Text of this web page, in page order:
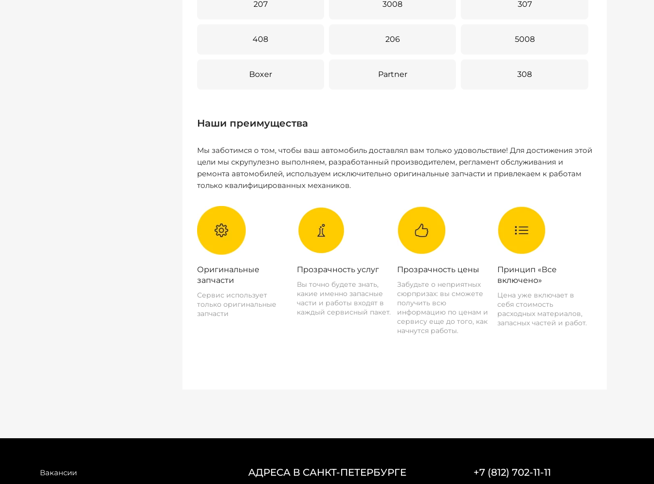
207 3008 307
408 206 5008
Boxer Partner 308
Наши преимущества
Мы заботимся о том, чтобы ваш автомобиль доставлял вам только удовольствие! Для достижения этой
цели мы скрупулезно выполняем, разработанный производителем, регламент обслуживания и
ремонта автомобилей, используем исключительно оригинальные запчасти и привлекаем к работам
только квалифицированных механиков.
Оригинальные
запчасти
Сервис использует
только оригинальные
запчасти
Прозрачность услуг
Вы точно будете знать,
какие именно запасные
части и работы входят в
каждый сервисный пакет.
Прозрачность цены
Забудьте о неприятных
сюрпризах: вы сможете
получить всю
информацию по ценам и
сервису еще до того, как
начнутся работы.
Принцип «Все
включено»
Цена уже включает в
себя стоимость
расходных материалов,
запасных частей и работ.
Вакансии АДРЕСА В САНКТ-ПЕТЕРБУРГЕ +7 (812) 702-11-11